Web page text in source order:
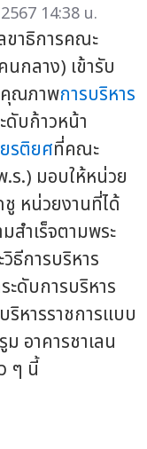
14:38 น.
ขาธิการคณะ
นกลาง) เข้ารับ
คุณภาพการบริหาร
ดับก้าวหน้า
รติยศที่คณะ
ร.) มอบให้หน่วย
ชู หน่วยงานที่ได้
สำเร็จตามพระ
ธีการบริหาร
ะดับการบริหาร
ริหารราชการแบบ
อาคารชาเลน
ๆ นี้